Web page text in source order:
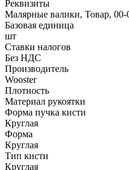
Реквизиты
Малярные валики, Товар, 00-
Базовая единица
шт
Ставки налогов
Без НДС
Производитель
Wooster
Плотность
Материал рукоятки
Форма пучка кисти
Круглая
Форма
Круглая
Тип кисти
Круглая